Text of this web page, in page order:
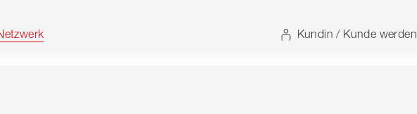
Kundin / Kunde werden